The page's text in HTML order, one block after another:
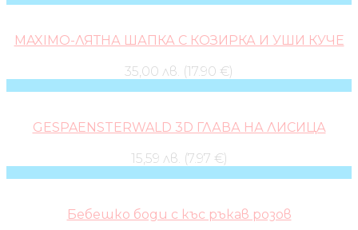
MAXIMO-ЛЯТНА ШАПКА С КОЗИРКА И УШИ КУЧЕ
35,00 лв. (17.90 €)
GESPAENSTERWALD 3D ГЛАВА НА ЛИСИЦА
15,59 лв. (7.97 €)
Бебешко боди с къс ръкав розов